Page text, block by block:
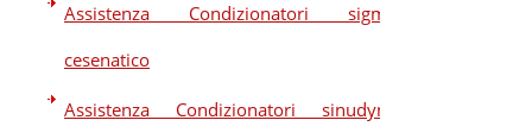
Assistenza Condizionatori sigma
cesenatico
Assistenza Condizionatori sinudyne